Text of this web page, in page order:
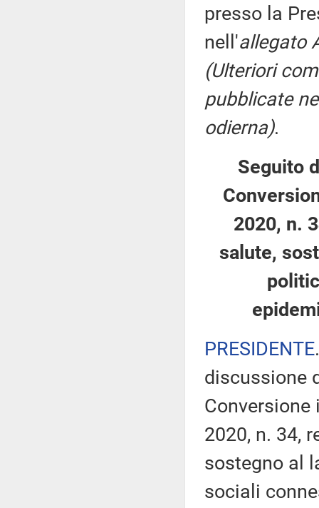
presso la
nell'allegato
(Ulteriori
pubblicate
odierna).
Seguito
2020, n.
salute,
PRESIDENTE
discussione
Conversione
2020, n. 34,
sostegno al
sociali